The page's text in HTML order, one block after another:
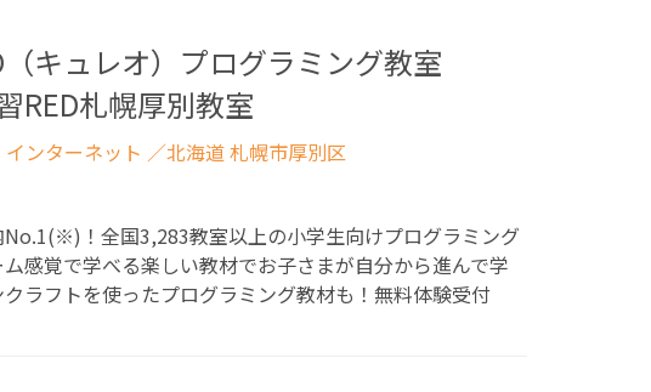
（キュレオ）プログラミング教室
RED札幌厚別教室
ンターネット ／北海道 札幌市厚別区
！全国3,283教室以上の小学生向けプログラミング
感覚で学べる楽しい教材でお子さまが自分から進んで学
ラフトを使ったプログラミング教材も！無料体験受付